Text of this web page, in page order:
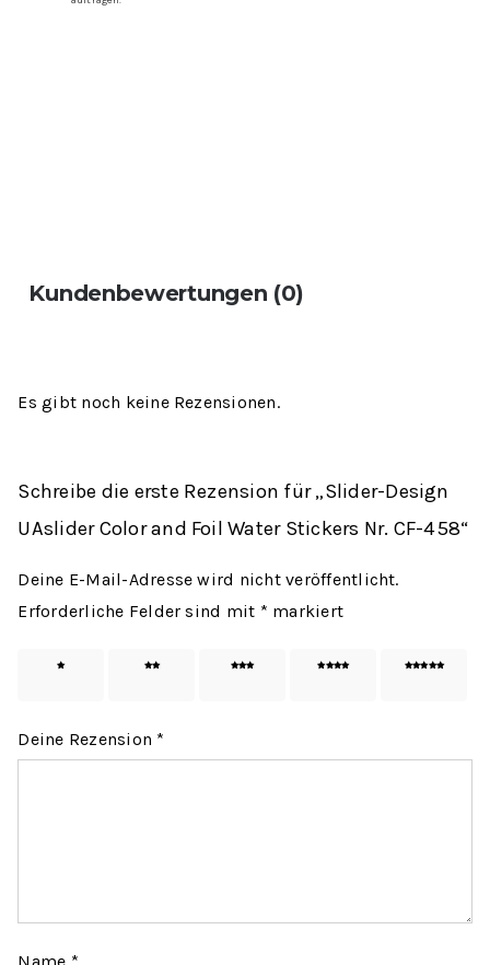
Kundenbewertungen (0)
Es gibt noch keine Rezensionen.
Schreibe die erste Rezension für „Slider-Design
UAslider Color and Foil Water Stickers Nr. CF-458“
Deine E-Mail-Adresse wird nicht veröffentlicht.
Erforderliche Felder sind mit * markiert
1 von
2 von
3 von
4 von
5 von
Deine Rezension *